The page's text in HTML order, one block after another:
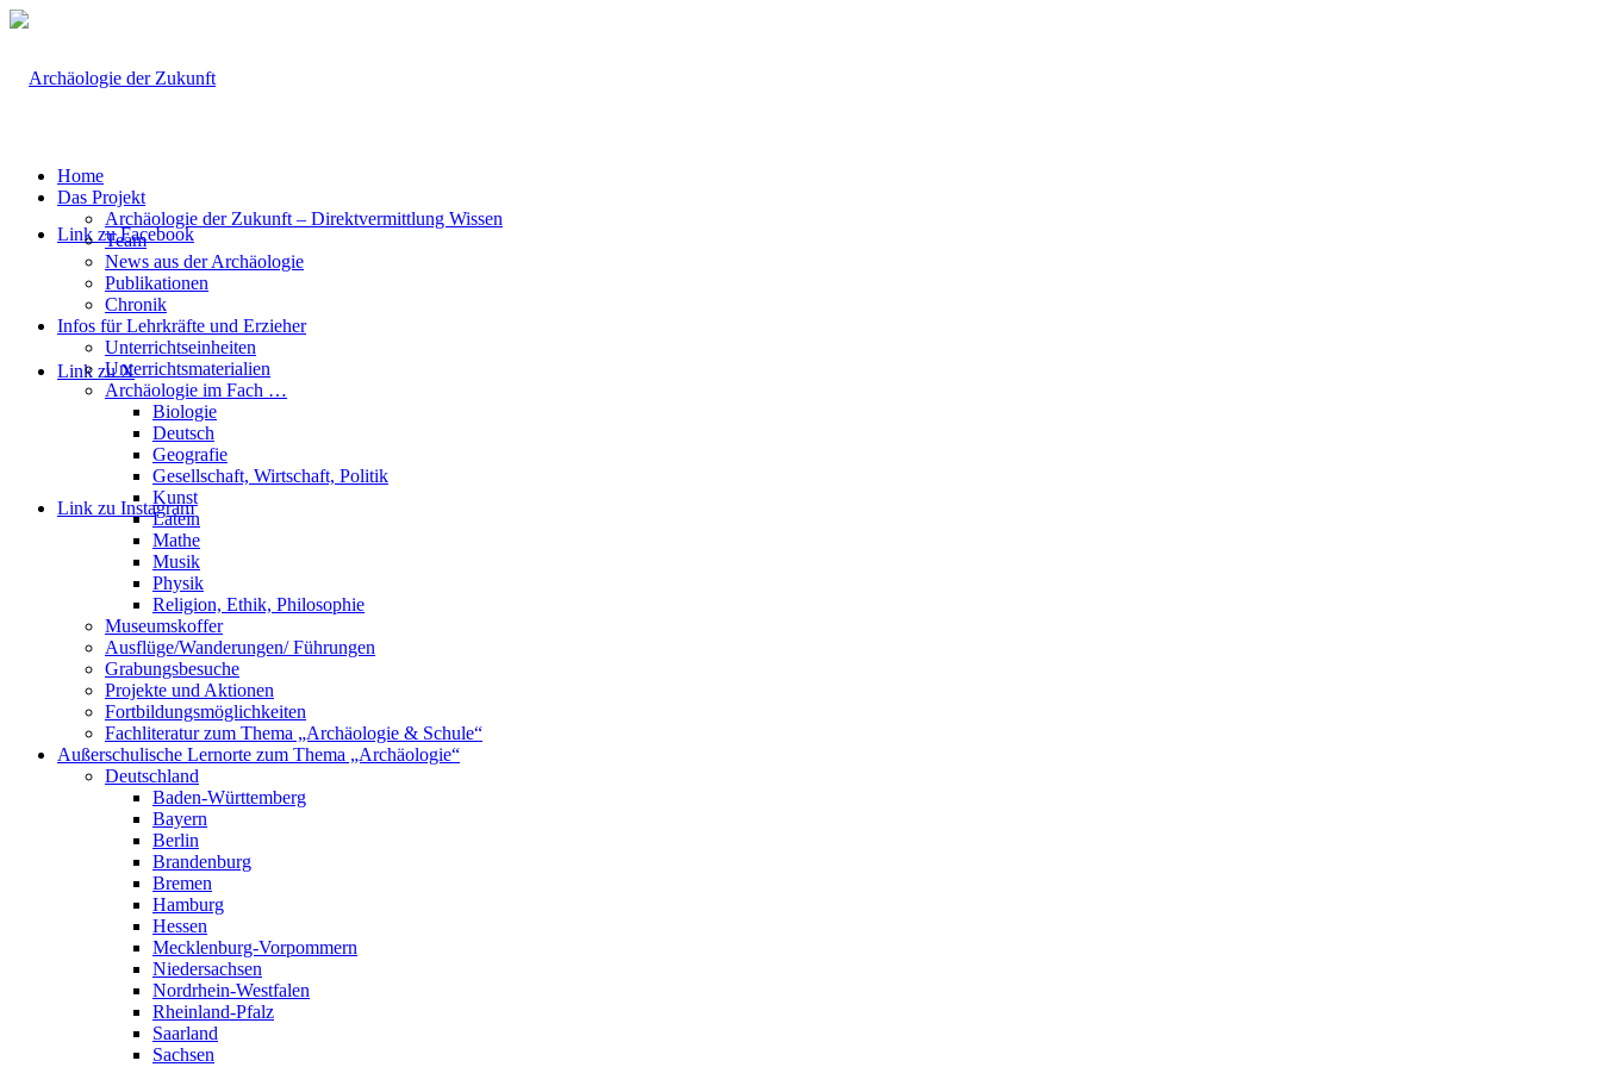
Link zu Facebook
Link zu X
Link zu Instagram
Home
Das Projekt
Archäologie der Zukunft – Direktvermittlung Wissen
Team
News aus der Archäologie
Publikationen
Chronik
Infos für Lehrkräfte und Erzieher
Unterrichtseinheiten
Unterrichtsmaterialien
Archäologie im Fach …
Biologie
Deutsch
Geografie
Gesellschaft, Wirtschaft, Politik
Kunst
Latein
Mathe
Musik
Physik
Religion, Ethik, Philosophie
Museumskoffer
Ausflüge/Wanderungen/ Führungen
Grabungsbesuche
Projekte und Aktionen
Fortbildungsmöglichkeiten
Fachliteratur zum Thema „Archäologie & Schule“
Außerschulische Lernorte zum Thema „Archäologie“
Deutschland
Baden-Württemberg
Bayern
Berlin
Brandenburg
Bremen
Hamburg
Hessen
Mecklenburg-Vorpommern
Niedersachsen
Nordrhein-Westfalen
Rheinland-Pfalz
Saarland
Sachsen